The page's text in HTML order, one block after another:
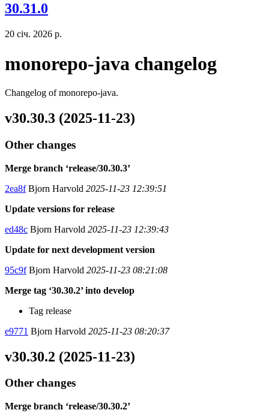
30.31.0
20 січ. 2026 р.
monorepo-java changelog
Changelog of monorepo-java.
v30.30.3 (2025-11-23)
Other changes
Merge branch ‘release/30.30.3’
2ea8fBjorn Harvold 2025-11-23 12:39:51
Update versions for release
ed48c Bjorn Harvold 2025-11-23 12:39:43
Update for next development version
95c9fBjorn Harvold 2025-11-23 08:21:08
Merge tag ‘30.30.2’ into develop
Tag release
e9771 Bjorn Harvold 2025-11-23 08:20:37
v30.30.2 (2025-11-23)
Other changes
Merge branch ‘release/30.30.2’